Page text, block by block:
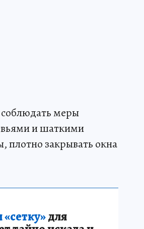
меры
и шаткими
плотно закрывать окна
для